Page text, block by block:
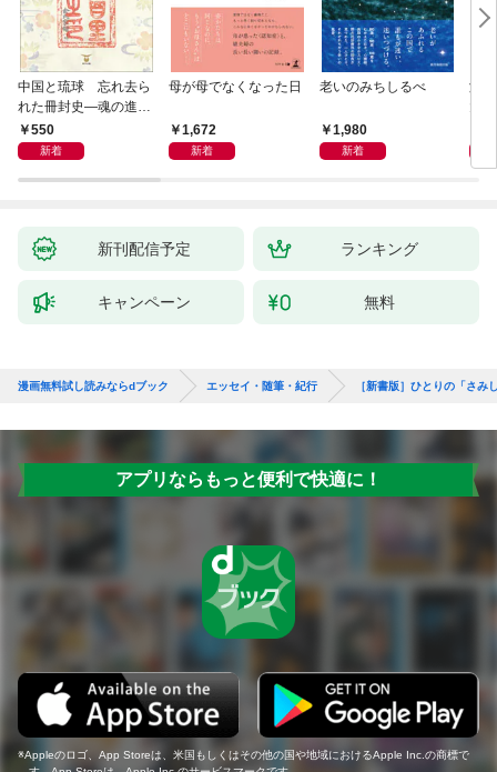
中国と琉球 忘れ去ら
れた冊封史―魂の進化
―550
新着
母が母でなくなった日
1,672
新着
老いのみちしるべ
1,980
新着
激
新刊配信予定 ランキング
キャンペーン 無料
漫画無料試し読みならdブック エッセイ・随筆・紀行 ［新書版］ひとりの「さみ
アプリならもっと便利で快適に！
Appleのロゴ、App Storeは、米国もしくはその他の国や地域におけるApple Inc.の商標で